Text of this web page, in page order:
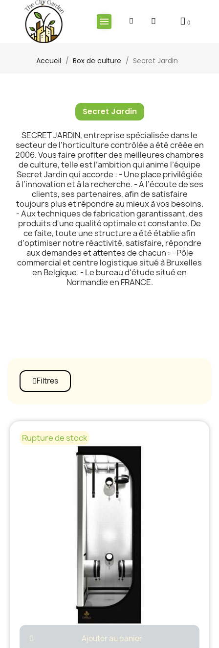
Accueil Box de culture Secret Jardin
Secret Jardin
SECRET JARDIN, entreprise spécialisée dans le
secteur de l’horticulture contrôlée a été créée en
2006. Vous faire profiter des meilleures chambres
de culture, telle est l’ambition qui anime l’équipe
Secret Jardin qui accorde : - Une place privilégiée
à l’innovation et à la recherche. - A l’écoute de ses
clients, ses partenaires, afin de satisfaire
toujours plus et répondre au mieux à vos besoins.
- Aux techniques de fabrication garantissant, des
produits d'une qualité optimale et constante. De
ce faite, toute une structure a été établie afin
d’optimiser notre réactivité, satisfaire, répondre
aux demandes et attentes de chacun : - Pôle
commercial et centre logistique situé à Bruxelles
en Belgique. - Le bureau d'étude situé en
Normandie en FRANCE.
Filtres
Rupture de stock
Ajouter au panier